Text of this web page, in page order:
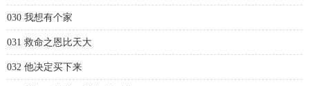
030 我想有个家
031 救命之恩比天大
032 他决定买下来